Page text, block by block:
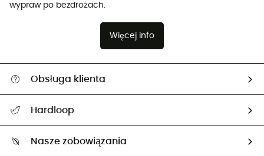
wypraw po bezdrożach.
Więcej info
Obsługa klienta
Zwrot artykułów i zwrot środków
Hardloop
Nasze zobowiązania